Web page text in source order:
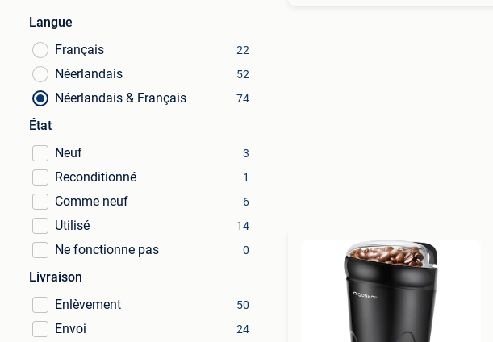
Langue
Français
22
Néerlandais 52
Néerlandais & Français 74
État
Neuf
3
Reconditionné 1
Comme neuf 6
Utilisé 14
Ne fonctionne pas 0
Livraison
Enlèvement
50
Envoi 24